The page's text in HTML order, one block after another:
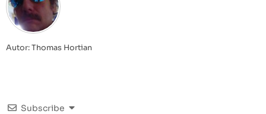
Autor: Thomas Hortian
Subscribe